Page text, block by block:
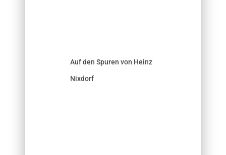
Auf den Spuren von Heinz
Nixdorf